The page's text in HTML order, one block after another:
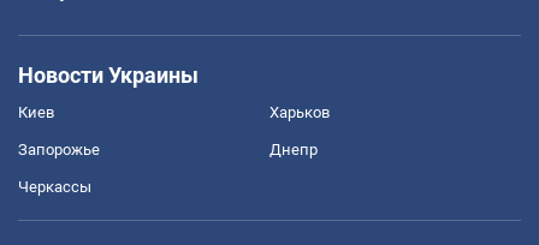
Новости Украины
Киев Харьков
Запорожье Днепр
Черкассы